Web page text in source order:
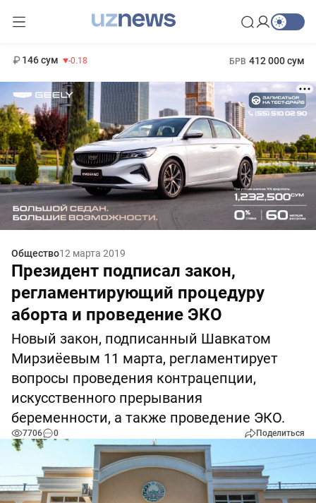
146 сум -0.18 БРВ 412 000 сум
Общество12 марта 2019
Президент подписал закон,
регламентирующий процедуру
аборта и проведение ЭКО
Новый закон, подписанный Шавкатом
Мирзиёевым 11 марта, регламентирует
вопросы проведения контрацепции,
искусственного прерывания
беременности, а также проведение ЭКО.
7706 0 Поделиться